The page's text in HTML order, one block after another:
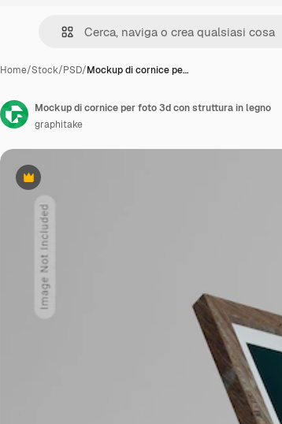
Home/Stock/PSD/Mockup di cornice pe…
Premium
Mockup di cornice per foto 3d con struttura in legno
graphitake